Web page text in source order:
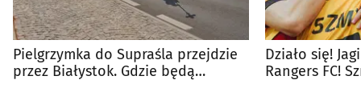
Pielgrzymka do Supraśla przejdzie
przez Białystok. Gdzie będą
Działo się!
Rangers FC!